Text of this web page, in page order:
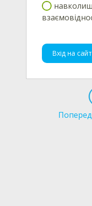
Вхід на сайт